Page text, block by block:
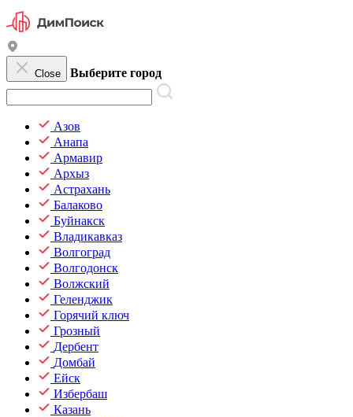
Close Выберите город
Азов
Анапа
Армавир
Архыз
Астрахань
Балаково
Буйнакск
Владикавказ
Волгоград
Волгодонск
Волжский
Геленджик
Горячий ключ
Грозный
Дербент
Домбай
Ейск
Избербаш
Казань